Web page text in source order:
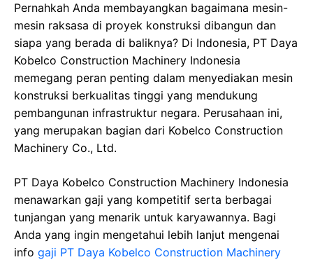
Pernahkah Anda membayangkan bagaimana mesin-
mesin raksasa di proyek konstruksi dibangun dan
siapa yang berada di baliknya? Di Indonesia, PT Daya
Kobelco Construction Machinery Indonesia
memegang peran penting dalam menyediakan mesin
konstruksi berkualitas tinggi yang mendukung
pembangunan infrastruktur negara. Perusahaan ini,
yang merupakan bagian dari Kobelco Construction
Machinery Co., Ltd.
PT Daya Kobelco Construction Machinery Indonesia
menawarkan gaji yang kompetitif serta berbagai
tunjangan yang menarik untuk karyawannya. Bagi
Anda yang ingin mengetahui lebih lanjut mengenai
info gaji PT Daya Kobelco Construction Machinery